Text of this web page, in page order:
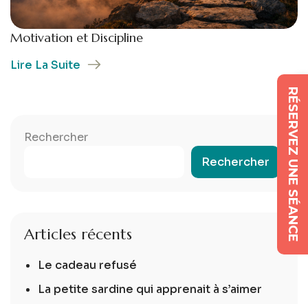
Motivation et Discipline
Lire La Suite
Rechercher
Rechercher
Articles récents
Le cadeau refusé
La petite sardine qui apprenait à s’aimer
RÉSERVEZ UNE SÉANCE